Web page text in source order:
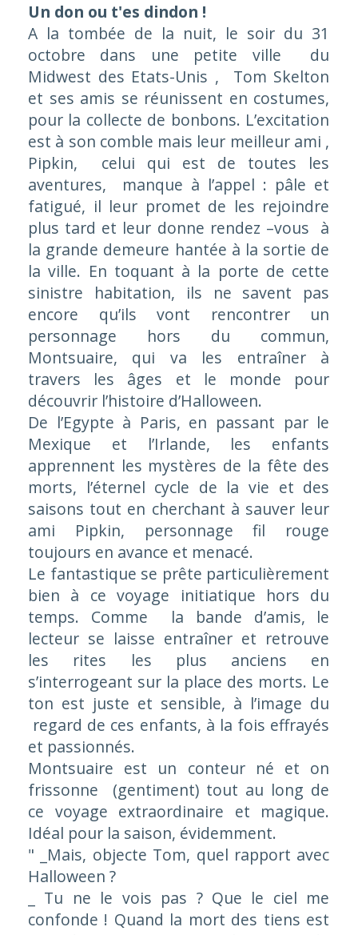
Un don ou t'es dindon !
A la tombée de la nuit, le soir du 31
octobre dans une petite ville du
Midwest des Etats-Unis , Tom Skelton
et ses amis se réunissent en costumes,
pour la collecte de bonbons. L’excitation
est à son comble mais leur meilleur ami ,
Pipkin, celui qui est de toutes les
aventures, manque à l’appel : pâle et
fatigué, il leur promet de les rejoindre
plus tard et leur donne rendez –vous à
la grande demeure hantée à la sortie de
la ville. En toquant à la porte de cette
sinistre habitation, ils ne savent pas
encore qu’ils vont rencontrer un
personnage hors du commun,
Montsuaire, qui va les entraîner à
travers les âges et le monde pour
découvrir l’histoire d’Halloween.
De l’Egypte à Paris, en passant par le
Mexique et l’Irlande, les enfants
apprennent les mystères de la fête des
morts, l’éternel cycle de la vie et des
saisons tout en cherchant à sauver leur
ami Pipkin, personnage fil rouge
toujours en avance et menacé.
Le fantastique se prête particulièrement
bien à ce voyage initiatique hors du
temps. Comme la bande d’amis, le
lecteur se laisse entraîner et retrouve
les rites les plus anciens en
s’interrogeant sur la place des morts. Le
ton est juste et sensible, à l’image du
regard de ces enfants, à la fois effrayés
et passionnés.
Montsuaire est un conteur né et on
frissonne (gentiment) tout au long de
ce voyage extraordinaire et magique.
Idéal pour la saison, évidemment.
" _Mais, objecte Tom, quel rapport avec
Halloween ?
_ Tu ne le vois pas ? Que le ciel me
confonde ! Quand la mort des tiens est